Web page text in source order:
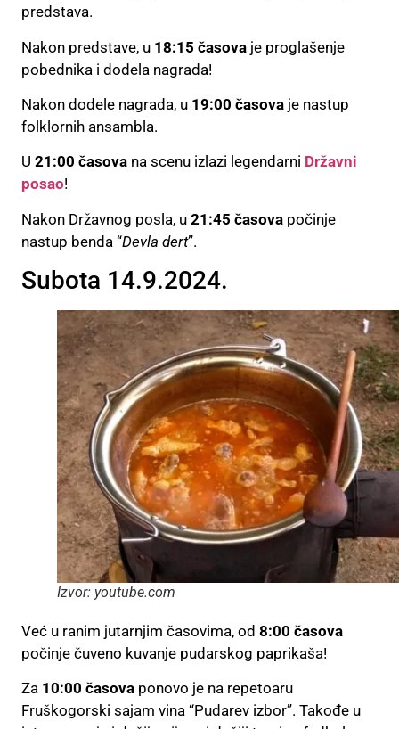
predstava.
Nakon predstave, u 18:15 časova je proglašenje
pobednika i dodela nagrada!
Nakon dodele nagrada, u 19:00 časova je nastup
folklornih ansambla.
U 21:00 časova na scenu izlazi legendarni Državni
posao!
Nakon Državnog posla, u 21:45 časova počinje
nastup benda “Devla dert”.
Subota 14.9.2024.
Izvor: youtube.com
Već u ranim jutarnjim časovima, od 8:00 časova
počinje čuveno kuvanje pudarskog paprikaša!
Za 10:00 časova ponovo je na repetoaru
Fruškogorski sajam vina “Pudarev izbor”. Takođe u